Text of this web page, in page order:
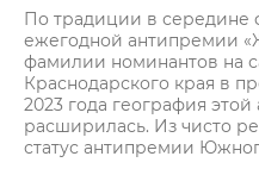
По традиции в середине
ежегодной антипремии
фамилии номинантов на
Краснодарского края в
2023 года география
расширилась. Из чисто
статус антипремии